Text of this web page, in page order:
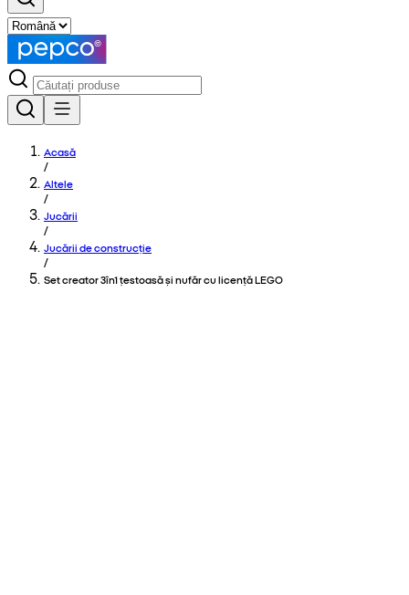
Acasă
/
Altele
/
Jucării
/
Jucării de construcție
/
Set creator 3în1 țestoasă și nufăr cu licență LEGO